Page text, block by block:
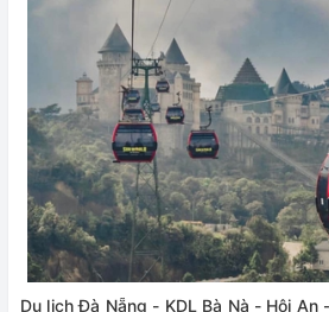
Du lịch Đà Nẵng - KDL Bà Nà - Hội An